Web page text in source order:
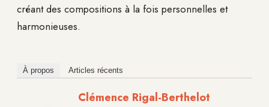
créant des compositions à la fois personnelles et
harmonieuses.
À propos Articles récents
Clémence Rigal-Berthelot